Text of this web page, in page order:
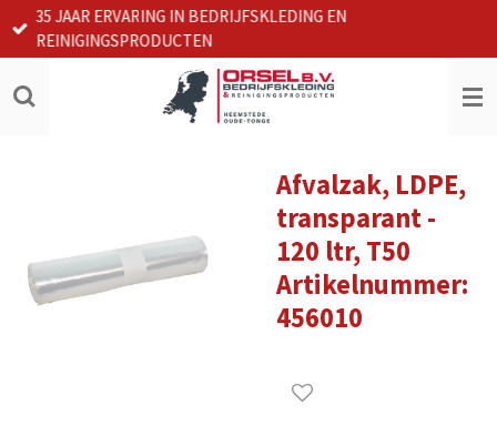
Ga
direct
de
35 JAAR ERVARING IN BEDRIJFSKLEDING EN
REINIGINGSPRODUCTEN
Afvalzak, LDPE,
transparant -
120 ltr, T50
Artikelnummer:
456010